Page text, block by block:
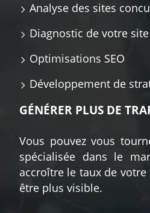
Analyse des sites
Diagnostic de votre site
Optimisations SEO
Développement de
GÉNÉRER PLUS DE
Vous pouvez vous
spécialisée dans le
accroître le taux de
être plus visible.